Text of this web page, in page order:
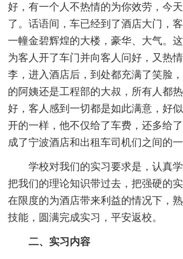
好，有一个人不热情的为你效劳，今
了。话语间，车已经到了酒店大门，
一幢金碧辉煌的大楼，豪华、大气。
为客人开了车门并向客人问好，又热
李，进入酒店后，到处都充满了笑脸
的阿姨还是工程部的大叔，所有人都
好，客人感到一切都是如此满意，好
开的一样，他不仅给了车费，还多给
成了宁波酒店和出租车司机们之间的一
学校对我们的实习要求是，认真学
把我们的理论知识带过去，把强硬的
在限度的为酒店带来利益的情况下，
技能，圆满完成实习，平安返校。
二、实习内容